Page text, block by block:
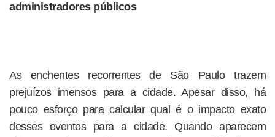
administradores públicos
As enchentes recorrentes de São Paulo trazem
prejuízos imensos para a cidade. Apesar disso, há
pouco esforço para calcular qual é o impacto exato
desses eventos para a cidade. Quando aparecem